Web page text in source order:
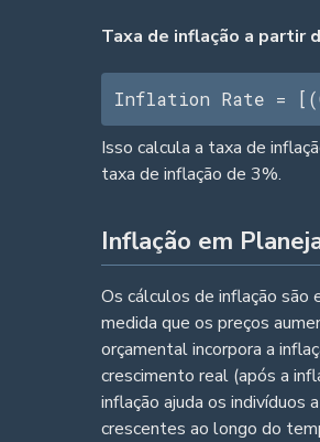
Taxa de inflação a partir
Inflation Rate =
Isso calcula a taxa de
taxa de inflação de 3%.
Inflação em
Os cálculos de inflação são
medida que os preços
orçamental incorpora a
crescimento real (após a
inflação ajuda os indivíduos
crescentes ao longo do